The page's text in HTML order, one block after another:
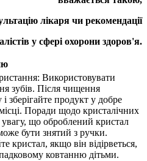
лікаря чи рекомендації
у сфері охорони здоров'я.
Bикористовувати
зубів. Після чищення
зберігайте продукт у добре
Поради щодо кристалічних
увагу, що оброблений кристал
бути знятий з ручки.
кристал, якщо він відірветься,
ковтанню дітьми.